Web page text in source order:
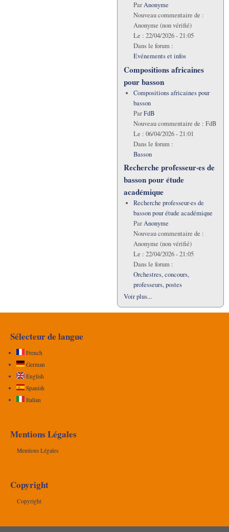
ParAnonyme
Nouveau commentaire de :
Anonyme (non vérifié)
Le : 22/04/2026 - 21:05
Dans le forum :
Evénements et infos
Compositions africaines
pour basson
Compositions africaines pour
basson
ParFdB
Nouveau commentaire de : FdB
Le : 06/04/2026 - 21:01
Dans le forum :
Basson
Recherche professeur·es de
basson pour étude
académique
Recherche professeur·es de
basson pour étude académique
ParAnonyme
Nouveau commentaire de :
Anonyme (non vérifié)
Le : 22/04/2026 - 21:05
Dans le forum :
Orchestres, concours,
professeurs, postes
Voir plus...
Sélecteur de langue
French
German
English
Spanish
Italian
Mentions Légales
Mentions Légales
Copyright
Copyright